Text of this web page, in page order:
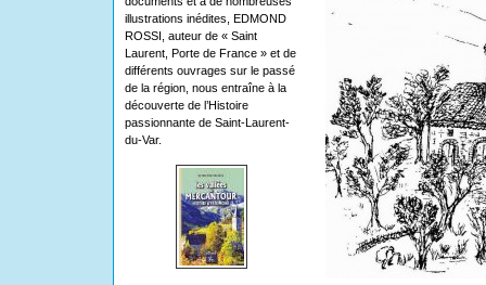
illustrations inédites, EDMOND
ROSSI, auteur de « Saint
Laurent, Porte de France » et de
différents ouvrages sur le passé
de la région, nous entraîne à la
découverte de l’Histoire
passionnante de Saint-Laurent-
du-Var.